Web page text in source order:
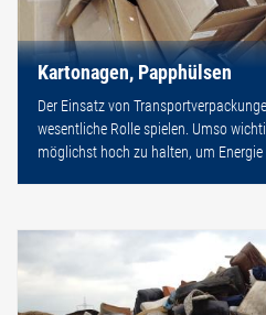
Kartonagen, Papphülsen
Der Einsatz von
wesentliche Rolle spielen. Umso
möglichst hoch zu halten, um Energie